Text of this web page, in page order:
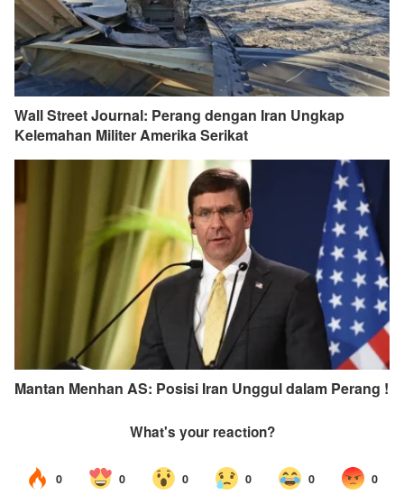
Wall Street Journal: Perang dengan Iran Ungkap
Kelemahan Militer Amerika Serikat
Mantan Menhan AS: Posisi Iran Unggul dalam Perang !